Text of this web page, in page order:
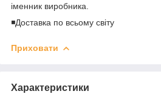
іменник виробника.
◾️Доставка по всьому світу
Приховати
Характеристики